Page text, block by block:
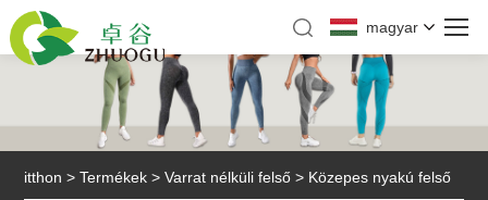
magyar
itthon > Termékek >Varrat nélküli felső > Közepes nyakú felső